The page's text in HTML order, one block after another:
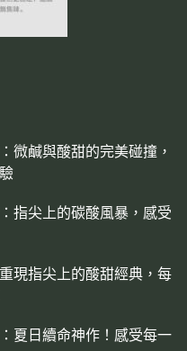
微鹹與酸甜的完美碰撞，
指尖上的碳酸風暴，感受
現指尖上的酸甜經典，每
夏日續命神作！感受每一